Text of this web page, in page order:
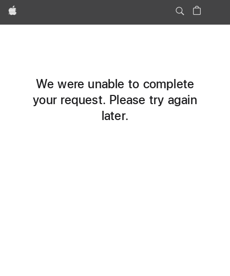
Apple
We were unable to complete
your request. Please try again
later.